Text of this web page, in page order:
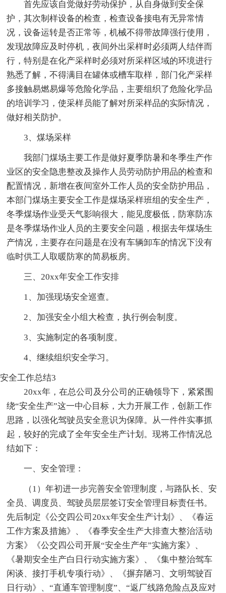
首先应该自觉做好劳动保护，从自身做到安全保
护，其次制样设备的检查，检查设备接电有无异常情
况，设备运转是否正常等，机械不得带故障强行使用，
发现故障应及时停机，夜间外出采样时必须两人结伴而
行，特别是在化产采样时必须对所采样区域的环境进行
熟悉了解，不得满目在罐体或槽车取样，部门化产采样
多接触易燃易爆等危险化学品，主要组织了危险化学品
的培训学习，使采样员能了解对所采样品的实际情况，
做好相关防护。
3、煤场采样
我部门煤场主要工作是做好夏季防暑和冬季生产作
业区的安全隐患整改及操作人员劳动防护用品的检查和
配置情况，新增在夜间室外工作人员的安全防护用品，
本部门煤场主要安全工作是煤场采样班组的安全生产，
冬季煤场作业受天气影响很大，能见度极低，防寒防冻
是冬季煤场作业人员的主要安全问题，根据去年煤场生
产情况，主要存在问题是在没有车辆卸车的情况下没有
临时供工人取暖防寒的简易板房。
三、20xx年安全工作安排
1、加强现场安全巡查。
2、加强安全小组大检查，执行例会制度。
3、实施制定的各项制度。
4、继续组织安全学习。
安全工作总结3
20xx年，在总公司及分公司的正确领导下，紧紧围
绕“安全生产”这一中心目标，大力开展工作，创新工作
思路，以强化驾驶员安全意识为保障。从一件件实事抓
起，较好的完成了全年安全生产计划。现将工作情况总
结如下：
一、安全管理：
（1）年初进一步完善安全管理制度，与路队长、安
全员、调度员、驾驶员层层签订安全管理目标责任书。
先后制定《公交四公司20xx年安全生产计划》、《春运
工作方案及措施》、《春季安全生产大排查大整治活动
方案》《公交四公司开展“安全生产年”实施方案》、
《暑期安全生产白日行动实施方案》、《集中整治驾车
闲谈、接打手机专项行动》、《摒弃陋习、文明驾驶百
日行动》、“直通车管理制度”、“返厂线路危险点及应对